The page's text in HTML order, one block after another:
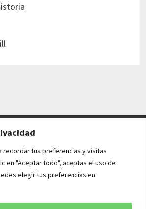
recordar tus preferencias y visitas
en "Aceptar todo", aceptas el uso de
elegir tus preferencias en